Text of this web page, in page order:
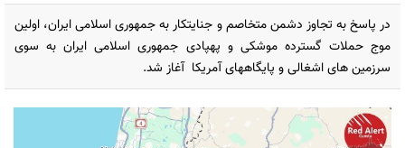
در پاسخ به تجاوز دشمن متخاصم و جنایتکار به جمهوری اسلامی ایران، اولین
موج حملات گسترده موشکی و پهپادی جمهوری اسلامی ایران به سوی
سرزمین های اشغالی و پایگاههای آمریکا آغاز شد.